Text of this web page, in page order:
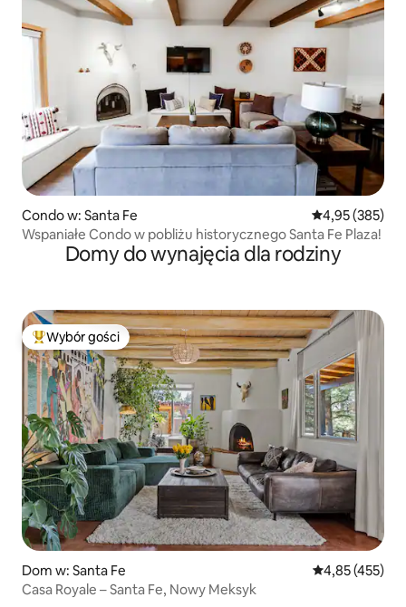
Condo w: Santa Fe Średnia
4,95 (385)
Wspaniałe Condo w pobliżu historycznego Santa Fe Plaza!
Domy do wynajęcia dla rodziny
Najpopularniejsze z kategorii Wybór gości
Wybór gości
Dom w: Santa Fe Średnia
4,85 (455)
Casa Royale – Santa Fe, Nowy Meksyk